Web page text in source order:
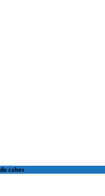
cabos